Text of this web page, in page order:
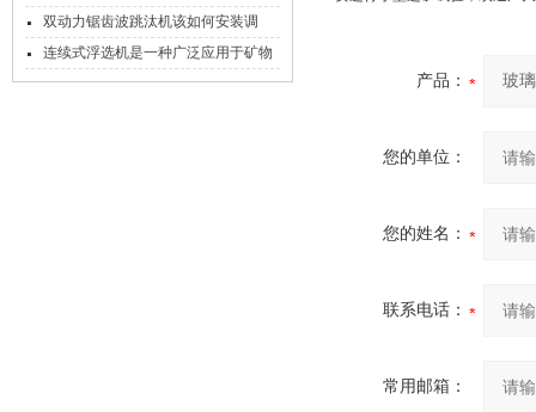
双动力锯齿波跳汰机该如何安装调
试？
连续式浮选机是一种广泛应用于矿物
分离和选矿过程的大型设备
产品：
您的单位：
您的姓名：
联系电话：
常用邮箱：